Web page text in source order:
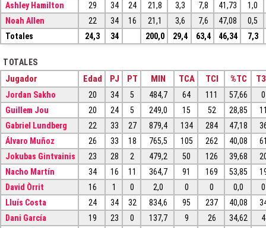
Ashley Hamilton
29 34 24 21,8 3,3 7,8 41,73
1,0
Noah Allen
22 34 16 21,1 3,6 7,6 47,08
0,5
Totales
24,3 34 200,0 29,4 63,4 46,34 7,3
TOTALES
Jugador Edad PJ PT MIN TCA TCI %TC
Jordan Sakho 20 34 5 484,7 64 111 57,66
0
Guillem Jou
20 24 5 249,0 15 52 28,85
Gabriel Lundberg
22 33 27 879,4 134 284 47,18
Álvaro Muñoz
26 33 18 765,5 105 262 40,08
Jokubas Gintvainis
23 28 2 479,2 50 126 39,68
Nacho Martín
34 16 11 364,7 91 169 53,85
David Òrrit
16 1 0 2,0 0 0 0,0
0
Lluís Costa
24 34 32 834,6 95 237 40,08
Dani García
19 23 0 137,7 9 26 34,62 4